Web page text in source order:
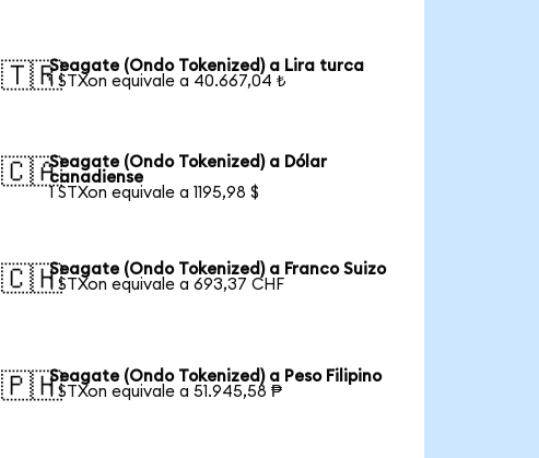
🇹🇷Seagate (Ondo Tokenized) a Lira turca
1 STXon equivale a 40.667,04 ₺
🇨🇦Seagate (Ondo Tokenized) a Dólar
canadiense
1 STXon equivale a 1195,98 $
🇨🇭Seagate (Ondo Tokenized) a Franco Suizo
1 STXon equivale a 693,37 CHF
🇵🇭Seagate (Ondo Tokenized) a Peso Filipino
1 STXon equivale a 51.945,58 ₱